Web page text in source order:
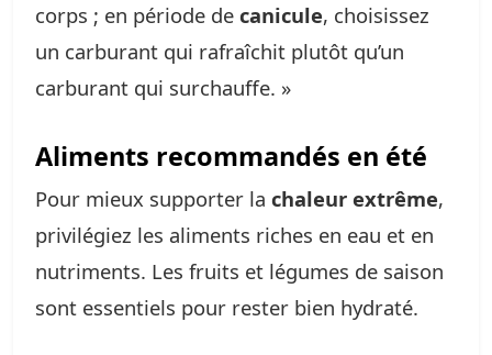
corps ; en période de canicule, choisissez
un carburant qui rafraîchit plutôt qu’un
carburant qui surchauffe. »
Aliments recommandés en été
Pour mieux supporter la chaleur extrême,
privilégiez les aliments riches en eau et en
nutriments. Les fruits et légumes de saison
sont essentiels pour rester bien hydraté.